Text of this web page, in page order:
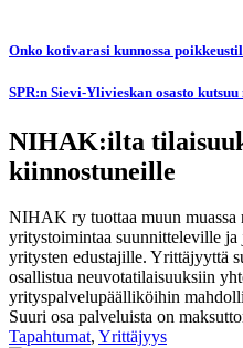
Onko kotivarasi kunnossa
SPR:n Sievi-Ylivieskan osasto
NIHAK:ilta
kiinnostuneille
NIHAK ry tuottaa muun muassa
yritystoimintaa suunnitteleville
yritysten edustajille. Yrittäjyyttä
osallistua neuvotatilaisuuksiin
yrityspalvelupäälliköihin
Suuri osa palveluista on
Tapahtumat, Yrittäjyys